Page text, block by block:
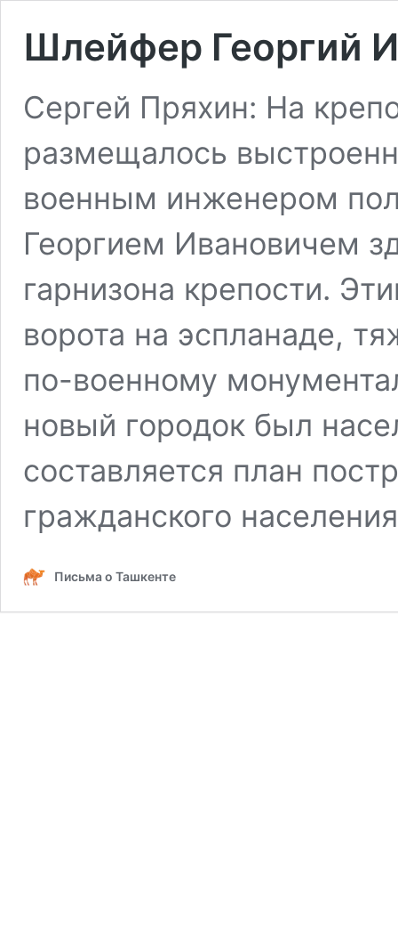
Шлейфер Георгий
Сергей Пряхин: На
размещалось
военным инженером
Георгием Ивановичем
гарнизона крепости.
ворота на эспланаде,
по-военному
новый городок был
составляется план
гражданского
Письма о Ташкенте